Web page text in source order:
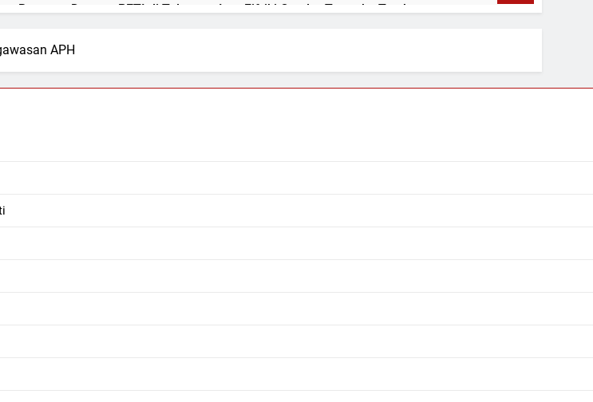
Respons Dugaan PETI di Talamau, Iptu Fifriki Candra Turun ke Tombang
Sertijab Sejumlah Pejabat Utama
Pengaraian Perkuat Sinergi dengan Pemkab Rohul
Daur Ulang Aspal untuk Tambal Jalan Berlubang
APH